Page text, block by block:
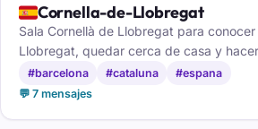
🇪🇸Cornella-de-Llobregat
Sala Cornellà de Llobregat para
Llobregat, quedar cerca de casa y
de Barcelona.
#barcelona #cataluna
#espana
💬 7 mensajes